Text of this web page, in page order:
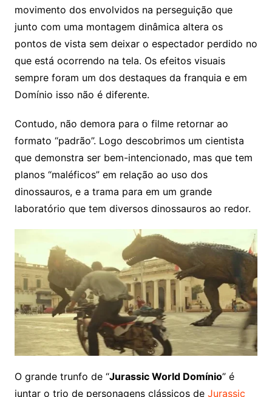
movimento dos envolvidos na perseguição que
junto com uma montagem dinâmica altera os
pontos de vista sem deixar o espectador perdido no
que está ocorrendo na tela. Os efeitos visuais
sempre foram um dos destaques da franquia e em
Domínio isso não é diferente.
Contudo, não demora para o filme retornar ao
formato “padrão”. Logo descobrimos um cientista
que demonstra ser bem-intencionado, mas que tem
planos “maléficos” em relação ao uso dos
dinossauros, e a trama para em um grande
laboratório que tem diversos dinossauros ao redor.
O grande trunfo de “Jurassic World Domínio” é
juntar o trio de personagens clássicos de Jurassic